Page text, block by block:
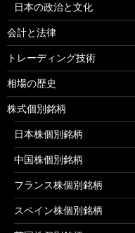
日本の政治と文化
会計と法律
トレーディング技術
相場の歴史
株式個別銘柄
日本株個別銘柄
中国株個別銘柄
フランス株個別銘柄
スペイン株個別銘柄